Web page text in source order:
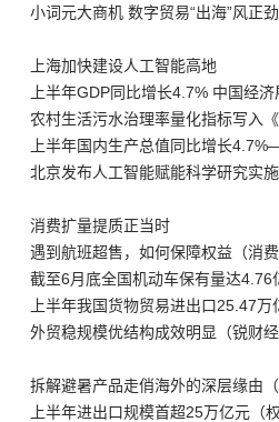
小词元大商机 数字贸易“出海”风正劲
上海加快建设人工智能高地
上半年GDP同比增长4.7% 中国经
农村生活污水治理率量化指标写入
70%，关联这些乡村建设账（“三
上半年国内生产总值同比增长
济观察②）
北京发布人工智能赋能科学研究实
消费扩量提质正当时
遇到航班超售，如何保障权益（消费
截至6月底全国机动车保有量达4.76
上半年我国货物贸易进出口25.47万
外贸稳规模优结构成效明显（锐财
拆解避暑产品走俏海外的深层缘由（
上半年进出口规模首超25万亿元（